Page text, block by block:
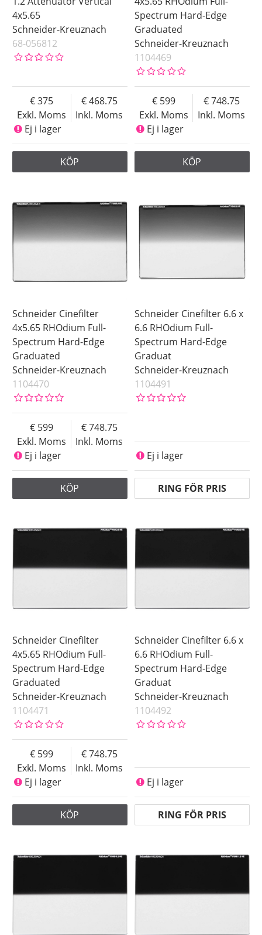
4x5.65
Schneider-Kreuznach
68-056812
Exkl. Moms
375
Inkl. Moms
468.75
Ej i lager
KÖP
Spectrum Hard-Edge
Graduated
Schneider-Kreuznach
1104469
Exkl. Moms
599
Inkl. Moms
748.75
Ej i lager
KÖP
Schneider Cinefilter
4x5.65 RHOdium Full-
Spectrum Hard-Edge
Graduated
Schneider-Kreuznach
1104470
Exkl. Moms
599
Inkl. Moms
748.75
Ej i lager
KÖP
Schneider Cinefilter 6.6 x
6.6 RHOdium Full-
Spectrum Hard-Edge
Graduat
Schneider-Kreuznach
1104491
Ej i lager
RING FÖR PRIS
Schneider Cinefilter
4x5.65 RHOdium Full-
Spectrum Hard-Edge
Graduated
Schneider-Kreuznach
1104471
Exkl. Moms
599
Inkl. Moms
748.75
Ej i lager
KÖP
Schneider Cinefilter 6.6 x
6.6 RHOdium Full-
Spectrum Hard-Edge
Graduat
Schneider-Kreuznach
1104492
Ej i lager
RING FÖR PRIS